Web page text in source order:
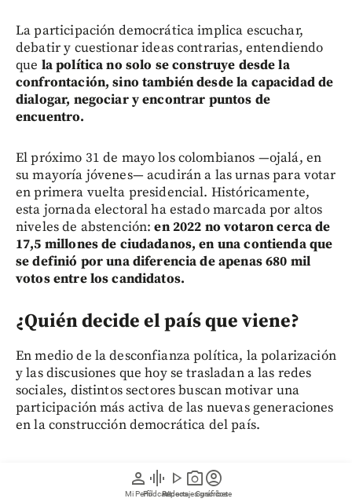
person
Mi Perfil
graphic_eq
Pódcast
play_arrow
Videos
photo_camera
Reportajes gráficos
account_circle
Suscríbete
La participación democrática implica escuchar,
debatir y cuestionar ideas contrarias, entendiendo
que la política no solo se construye desde la
confrontación, sino también desde la capacidad de
dialogar, negociar y encontrar puntos de
encuentro.
El próximo 31 de mayo los colombianos —ojalá, en
su mayoría jóvenes— acudirán a las urnas para votar
en primera vuelta presidencial. Históricamente,
esta jornada electoral ha estado marcada por altos
niveles de abstención:en 2022 no votaron cerca de
17,5 millones de ciudadanos, en una contienda que
se definió por una diferencia de apenas 680 mil
votos entre los candidatos.
¿Quién decide el país que viene?
En medio de la desconfianza política, la polarización
y las discusiones que hoy se trasladan a las redes
sociales, distintos sectores buscan motivar una
participación más activa de las nuevas generaciones
en la construcción democrática del país.
No participar también es una forma de decidir. Para